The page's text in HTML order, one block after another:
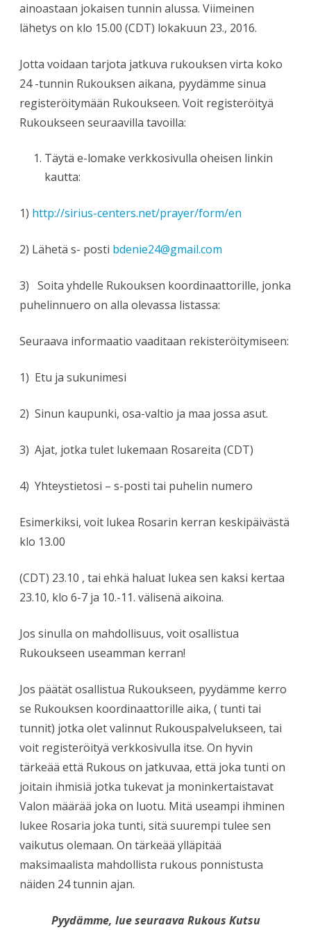
ainoastaan jokaisen tunnin alussa. Viimeinen
lähetys on klo 15.00 (CDT) lokakuun 23., 2016.
Jotta voidaan tarjota jatkuva rukouksen virta koko
24 -tunnin Rukouksen aikana, pyydämme sinua
registeröitymään Rukoukseen. Voit registeröityä
Rukoukseen seuraavilla tavoilla:
Täytä e-lomake verkkosivulla oheisen linkin
kautta:
1) http://sirius-centers.net/prayer/form/en
2) Lähetä s- posti bdenie24@gmail.com
3) Soita yhdelle Rukouksen koordinaattorille, jonka
puhelinnuero on alla olevassa listassa:
Seuraava informaatio vaaditaan rekisteröitymiseen:
1) Etu ja sukunimesi
2) Sinun kaupunki, osa-valtio ja maa jossa asut.
3) Ajat, jotka tulet lukemaan Rosareita (CDT)
4) Yhteystietosi – s-posti tai puhelin numero
Esimerkiksi, voit lukea Rosarin kerran keskipäivästä
klo 13.00
(CDT) 23.10 , tai ehkä haluat lukea sen kaksi kertaa
23.10, klo 6-7 ja 10.-11. välisenä aikoina.
Jos sinulla on mahdollisuus, voit osallistua
Rukoukseen useamman kerran!
Jos päätät osallistua Rukoukseen, pyydämme kerro
se Rukouksen koordinaattorille aika, ( tunti tai
tunnit) jotka olet valinnut Rukouspalvelukseen, tai
voit registeröityä verkkosivulla itse. On hyvin
tärkeää että Rukous on jatkuvaa, että joka tunti on
joitain ihmisiä jotka tukevat ja moninkertaistavat
Valon määrää joka on luotu. Mitä useampi ihminen
lukee Rosaria joka tunti, sitä suurempi tulee sen
vaikutus olemaan. On tärkeää ylläpitää
maksimaalista mahdollista rukous ponnistusta
näiden 24 tunnin ajan.
Pyydämme, lue seuraava Rukous Kutsu